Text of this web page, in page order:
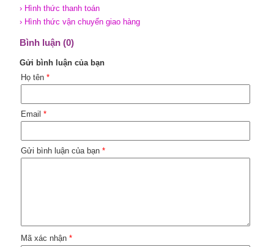
› Hình thức thanh toán
› Hình thức vận chuyển giao hàng
Bình luận (0)
Gửi bình luận của bạn
Họ tên *
Email *
Gửi bình luận của bạn *
Mã xác nhận *